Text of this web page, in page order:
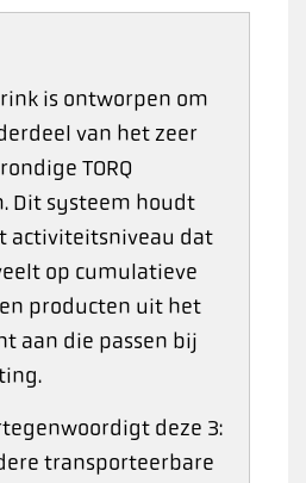
is ontworpen om
van het zeer
TORQ
Dit systeem houdt
activiteitsniveau dat
op cumulatieve
producten uit het
aan die passen bij
deze 3:
transporteerbare